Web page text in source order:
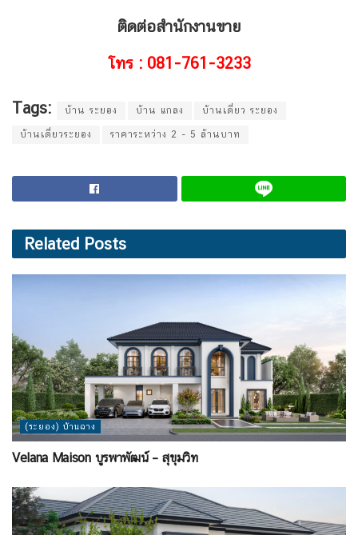
ติดต่อสำนักงานขาย
โทร : 081-761-3233
Tags: บ้าน ระยอง บ้าน แกลง บ้านเดี่ยว ระยอง
บ้านเดี่ยวระยอง ราคาระหว่าง 2 - 5 ล้านบาท
Related Posts
(ระยอง) บ้านฉาง
Velana Maison บูรพาพัฒน์ – สุขุมวิท